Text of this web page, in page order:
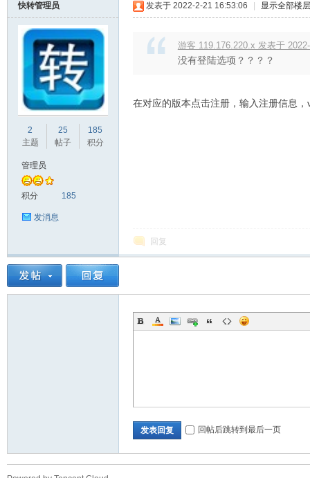
快转管理员
2
主题
25
帖子
185
积分
管理员
积分 185
发消息
发表于 2022-2-21 16:53:06 显示全部楼层
游客 119.176.220.x 发表于
没有登陆选项？？？？
在对应的版本点击注册，输入注册信息
回复
发表回复 回帖后跳转到最后一页